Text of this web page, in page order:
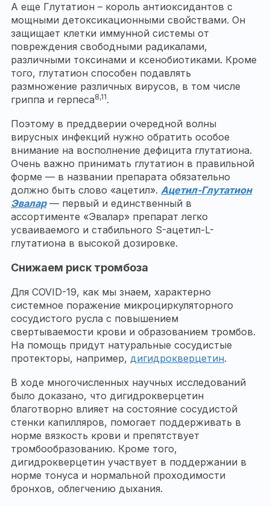
А еще Глутатион – король антиоксидантов с
мощными детоксикационными свойствами. Он
защищает клетки иммунной системы от
повреждения свободными радикалами,
различными токсинами и ксенобиотиками. Кроме
того, глутатион способен подавлять
размножение различных вирусов, в том числе
гриппа и герпеса8,11.
Поэтому в преддверии очередной волны
вирусных инфекций нужно обратить особое
внимание на восполнение дефицита глутатиона.
Очень важно принимать глутатион в правильной
форме — в названии препарата обязательно
должно быть слово «ацетил». Ацетил-Глутатион
Эвалар— первый и единственный в
ассортименте «Эвалар» препарат легко
усваиваемого и стабильного S-ацетил-L-
глутатиона в высокой дозировке.
Снижаем риск тромбоза
Для COVID-19, как мы знаем, характерно
системное поражение микроциркуляторного
сосудистого русла с повышением
свертываемости крови и образованием тромбов.
На помощь придут натуральные сосудистые
протекторы, например, дигидрокверцетин.
В ходе многочисленных научных исследований
было доказано, что дигидрокверцетин
благотворно влияет на состояние сосудистой
стенки капилляров, помогает поддерживать в
норме вязкость крови и препятствует
тромбообразованию. Кроме того,
дигидрокверцетин участвует в поддержании в
норме тонуса и нормальной проходимости
бронхов, облегчению дыхания.